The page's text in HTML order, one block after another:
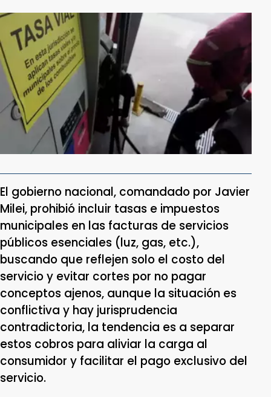
El gobierno nacional, comandado por Javier
Milei, prohibió incluir tasas e impuestos
municipales en las facturas de servicios
públicos esenciales (luz, gas, etc.),
buscando que reflejen solo el costo del
servicio y evitar cortes por no pagar
conceptos ajenos, aunque la situación es
conflictiva y hay jurisprudencia
contradictoria, la tendencia es a separar
estos cobros para aliviar la carga al
consumidor y facilitar el pago exclusivo del
servicio.